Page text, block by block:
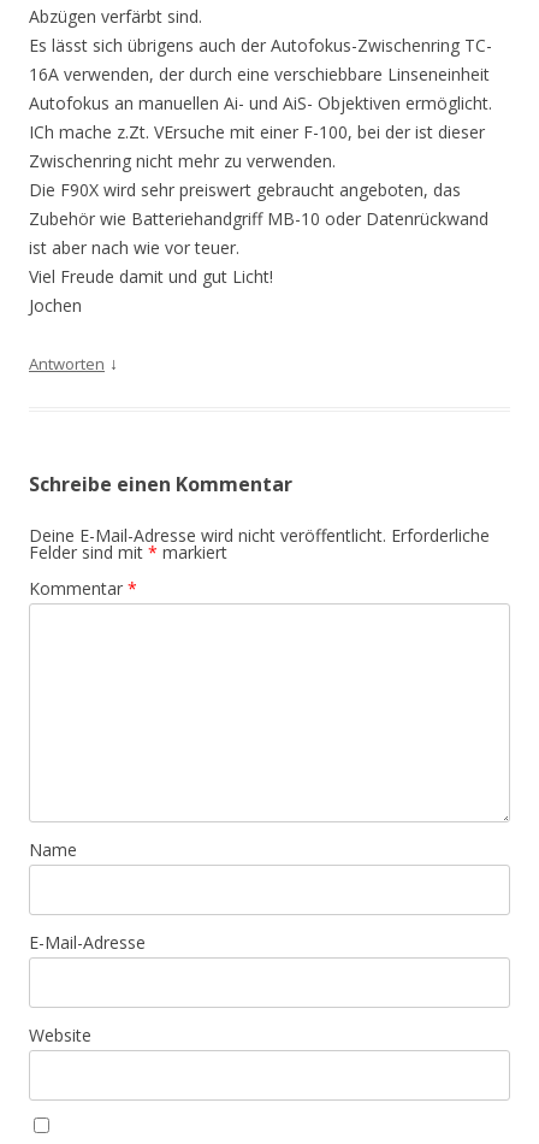
Abzügen verfärbt sind.
Es lässt sich übrigens auch der Autofokus-Zwischenring TC-
16A verwenden, der durch eine verschiebbare Linseneinheit
Autofokus an manuellen Ai- und AiS- Objektiven ermöglicht.
ICh mache z.Zt. VErsuche mit einer F-100, bei der ist dieser
Zwischenring nicht mehr zu verwenden.
Die F90X wird sehr preiswert gebraucht angeboten, das
Zubehör wie Batteriehandgriff MB-10 oder Datenrückwand
ist aber nach wie vor teuer.
Viel Freude damit und gut Licht!
Jochen
Antworten ↓
Schreibe einen Kommentar
Deine E-Mail-Adresse wird nicht veröffentlicht. Erforderliche
Felder sind mit * markiert
Kommentar *
Name
E-Mail-Adresse
Website